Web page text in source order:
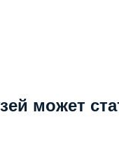
может